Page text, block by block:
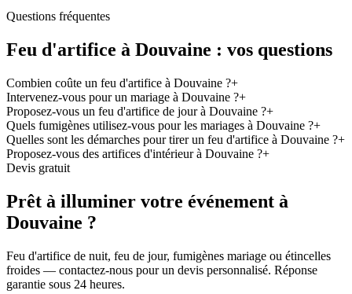
Questions fréquentes
Feu d'artifice à Douvaine : vos questions
Combien coûte un feu d'artifice à Douvaine ?+
Intervenez-vous pour un mariage à Douvaine ?+
Proposez-vous un feu d'artifice de jour à Douvaine ?+
Quels fumigènes utilisez-vous pour les mariages à Douvaine ?+
Quelles sont les démarches pour tirer un feu d'artifice à Douvaine ?+
Proposez-vous des artifices d'intérieur à Douvaine ?+
Devis gratuit
Prêt à illuminer votre événement à
Douvaine ?
Feu d'artifice de nuit, feu de jour, fumigènes mariage ou étincelles
froides — contactez-nous pour un devis personnalisé. Réponse
garantie sous 24 heures.